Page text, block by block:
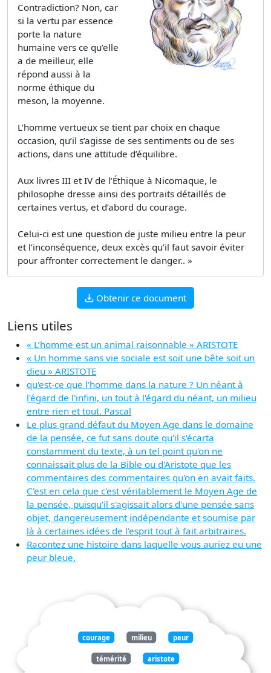
Contradiction? Non, car
si la vertu par essence
porte la nature
humaine vers ce qu’elle
a de meilleur, elle
répond aussi à la
norme éthique du
meson, la moyenne.
L’homme vertueux se tient par choix en chaque
occasion, qu’il s’agisse de ses sentiments ou de ses
actions, dans une attitude d’équilibre.
Aux livres III et IV de l’Éthique à Nicomaque, le
philosophe dresse ainsi des portraits détaillés de
certaines vertus, et d’abord du courage.
Celui-ci est une question de juste milieu entre la peur
et l’inconséquence, deux excès qu’il faut savoir éviter
pour affronter correctement le danger.. »
Obtenir ce document
Liens utiles
« L’homme est un animal raisonnable » ARISTOTE
« Un homme sans vie sociale est soit une bête soit un
dieu » ARISTOTE
qu'est-ce que l'homme dans la nature ? Un néant à
l'égard de l'infini, un tout à l'égard du néant, un milieu
entre rien et tout. Pascal
Le plus grand défaut du Moyen Age dans le domaine
de la pensée, ce fut sans doute qu'il s'écarta
constamment du texte, à un tel point qu'on ne
connaissait plus de la Bible ou d'Aristote que les
commentaires des commentaires qu'on en avait faits.
C'est en cela que c'est véritablement le Moyen Age de
la pensée, puisqu'il s'agissait alors d'une pensée sans
objet, dangereusement indépendante et soumise par
là à certaines idées de l'esprit tout à fait arbitraires.
Racontez une histoire dans laquelle vous auriez eu une
peur bleue.
courage milieu peur
témérité aristote